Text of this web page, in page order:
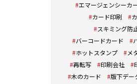
エマージェンシーカ
カード印刷
スキミング防
バーコードカード
ホットスタンプ
メ
再転写
印刷会社
木のカード
版下デー